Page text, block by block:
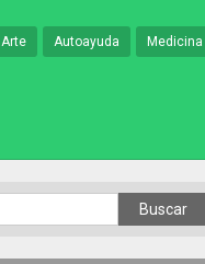
Arte Autoayuda Medicina